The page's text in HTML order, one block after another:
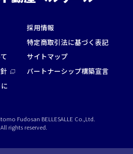
採用情報
特定商取引法に基づく表記
サイトマップ
パートナーシップ構築宣言
Fudosan BELLESALLE Co.,Ltd.
All rights reserved.